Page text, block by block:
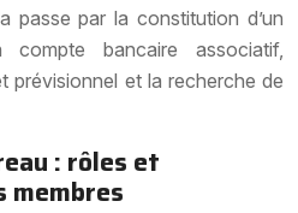
passe par la constitution d’un
compte bancaire associatif,
prévisionnel et la recherche de
: rôles et
membres